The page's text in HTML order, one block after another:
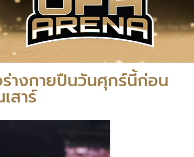
างกายปืนวันศุกร์นี้ก่อน
สาร์